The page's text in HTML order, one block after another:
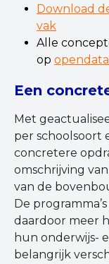
Download
vak
Alle
op
Een
Met
per schoolsoort
concretere
omschrijving
van de
De
daardoor meer
hun onderwijs-
belangrijk